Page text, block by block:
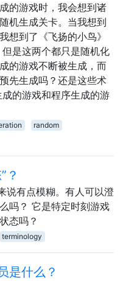
的游戏时，我会想到诸
机生成关卡。当我想到
想到了《飞扬的小鸟》
是这两个都只是随机化
的游戏不断被生成，而
先生成吗？还是这些术
的游戏和程序生成的游
random
？
说有点模糊。有人可以澄
吗？ 它是特定时刻游戏
态吗？
terminology
是什么？